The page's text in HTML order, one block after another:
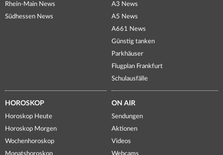
Rhein-Main News
Südhessen News
A3 News
A5 News
A661 News
Günstig tanken
Parkhäuser
Flugplan Frankfurt
Schulausfälle
HOROSKOP
Horoskop Heute
Horoskop Morgen
Wochenhoroskop
Monatshoroskop
ON AIR
Sendungen
Aktionen
Videos
Webcams